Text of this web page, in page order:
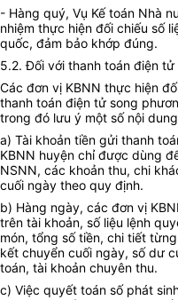
- Hàng quý, Vụ Kế toán Nhà
nhiệm thực hiện đối chiếu số
quốc, đảm bảo khớp đúng.
5.2. Đối với thanh toán điện
Các đơn vị KBNN thực hiện
thanh toán điện tử song
trong đó lưu ý một số nội
a) Tài khoản tiền gửi thanh
KBNN huyện chỉ được dùng
NSNN, các khoản thu, chi
cuối ngày theo quy định.
b) Hàng ngày, các đơn vị
trên tài khoản, số liệu lệnh
món, tổng số tiền, chi tiết
kết chuyển cuối ngày, số dư
toán, tài khoản chuyên thu.
c) Việc quyết toán số phát